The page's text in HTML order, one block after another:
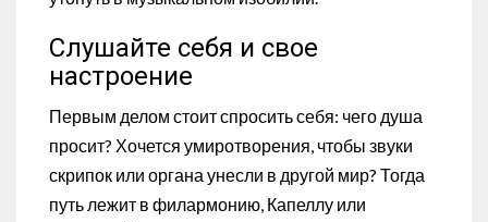
Слушайте себя и свое
настроение
Первым делом стоит спросить себя: чего душа
просит? Хочется умиротворения, чтобы звуки
скрипок или органа унесли в другой мир? Тогда
путь лежит в филармонию, Капеллу или